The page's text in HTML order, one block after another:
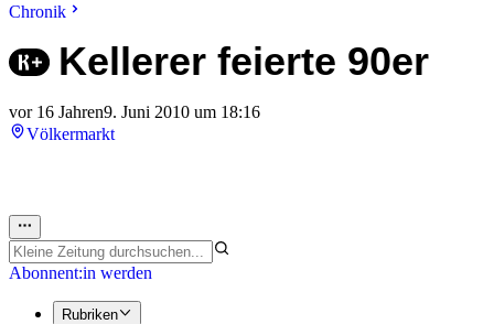
Chronik
Kellerer feierte 90er
vor 16 Jahren9. Juni 2010 um 18:16
Völkermarkt
Abonnent:in werden
Rubriken